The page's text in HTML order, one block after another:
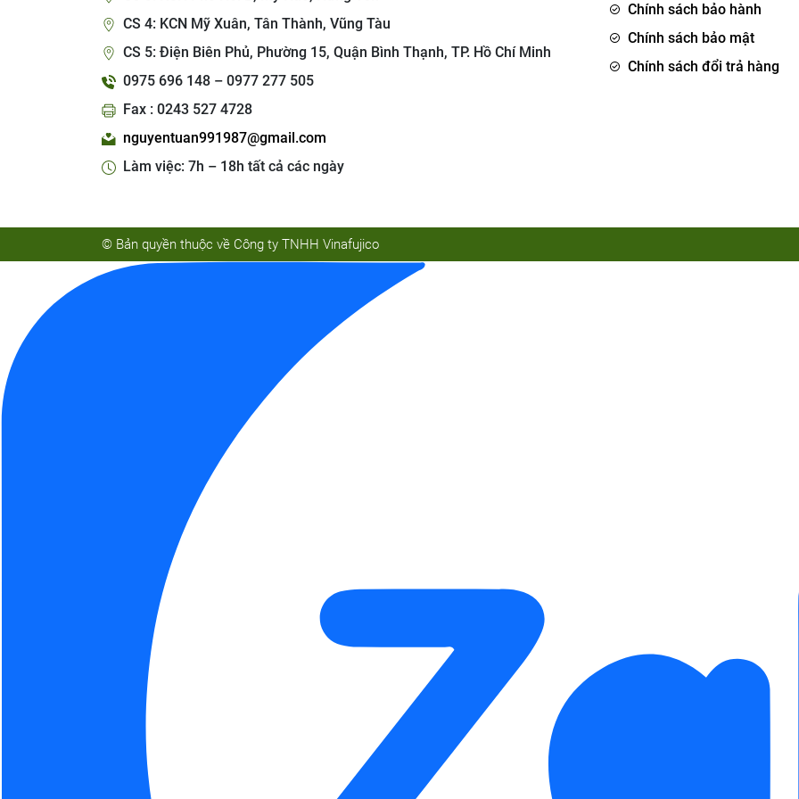
CS 4: KCN Mỹ Xuân, Tân Thành, Vũng Tàu
CS 5: Điện Biên Phủ, Phường 15, Quận Bình Thạnh, TP. Hồ Chí Minh
0975 696 148 – 0977 277 505
Fax : 0243 527 4728
nguyentuan991987@gmail.com
Làm việc: 7h – 18h tất cả các ngày
Chính sách bảo hành
Chính sách bảo mật
Chính sách đổi trả hàng
© Bản quyền thuộc về Công ty TNHH Vinafujico